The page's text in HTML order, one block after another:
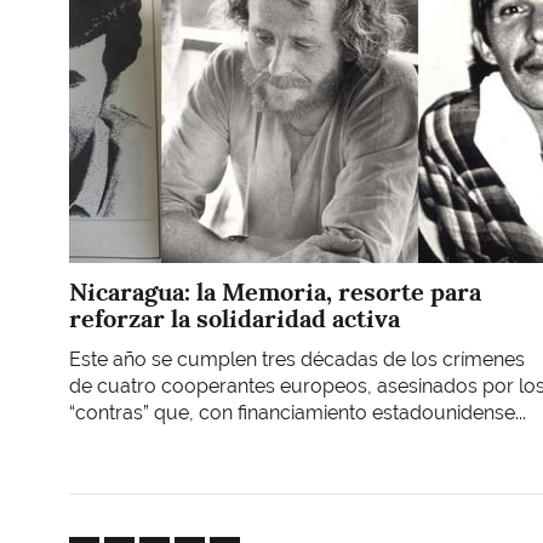
Nicaragua: la Memoria, resorte para
reforzar la solidaridad activa
Este año se cumplen tres décadas de los crímenes
de cuatro cooperantes europeos, asesinados por
“contras” que, con financiamiento estadounidense...